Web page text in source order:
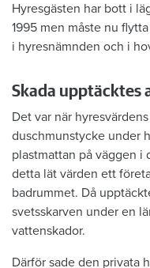
Hyresgästen har bott i
1995 men måste nu
i hyresnämnden och i
Skada upptäcktes
Det var när
duschmunstycke under
plastmattan på väggen i
detta lät värden ett
badrummet. Då
svetsskarven under en
vattenskador.
Därför sade den privata